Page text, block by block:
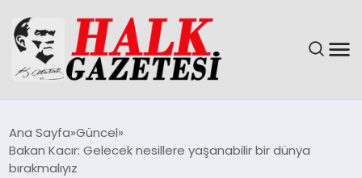
DÜNYA
Ana Sayfa Güncel
Bakan Kacır: Gelecek nesillere yaşanabilir bir dünya
bırakmalıyız